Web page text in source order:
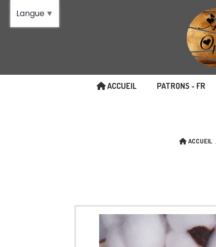
ACCUEIL PATRONS - FR
ACCUEIL
Langue ▼